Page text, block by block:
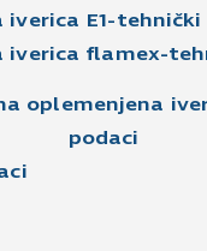
iverica E1-tehnički
iverica flamex-
oplemenjena
podaci